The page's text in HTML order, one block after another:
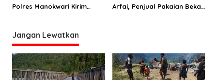
Polres Manokwari Kirim
Arfai, Penjual Pakaian Bekas
Jangan Lewatkan